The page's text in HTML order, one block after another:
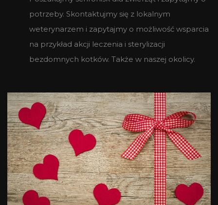
potrzeby. Skontaktujmy się z lokalnym
weterynarzem i zapytajmy o możliwość wsparcia
na przykład akcji leczenia i sterylizacji
bezdomnych kotków. Także w naszej okolicy.